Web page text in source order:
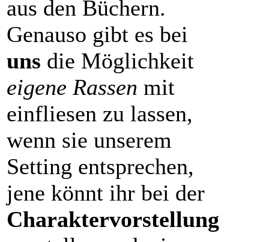
aus den Büchern.
Genauso gibt es bei
uns die Möglichkeit
eigene Rassen mit
einfliesen zu lassen,
wenn sie unserem
Setting entsprechen,
jene könnt ihr bei der
Charaktervorstellung